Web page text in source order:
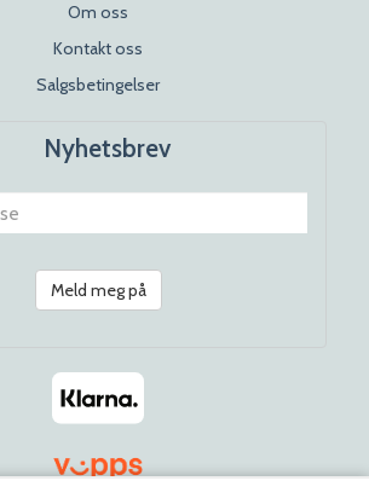
Om oss
Kontakt oss
Salgsbetingelser
Nyhetsbrev
Meld meg på